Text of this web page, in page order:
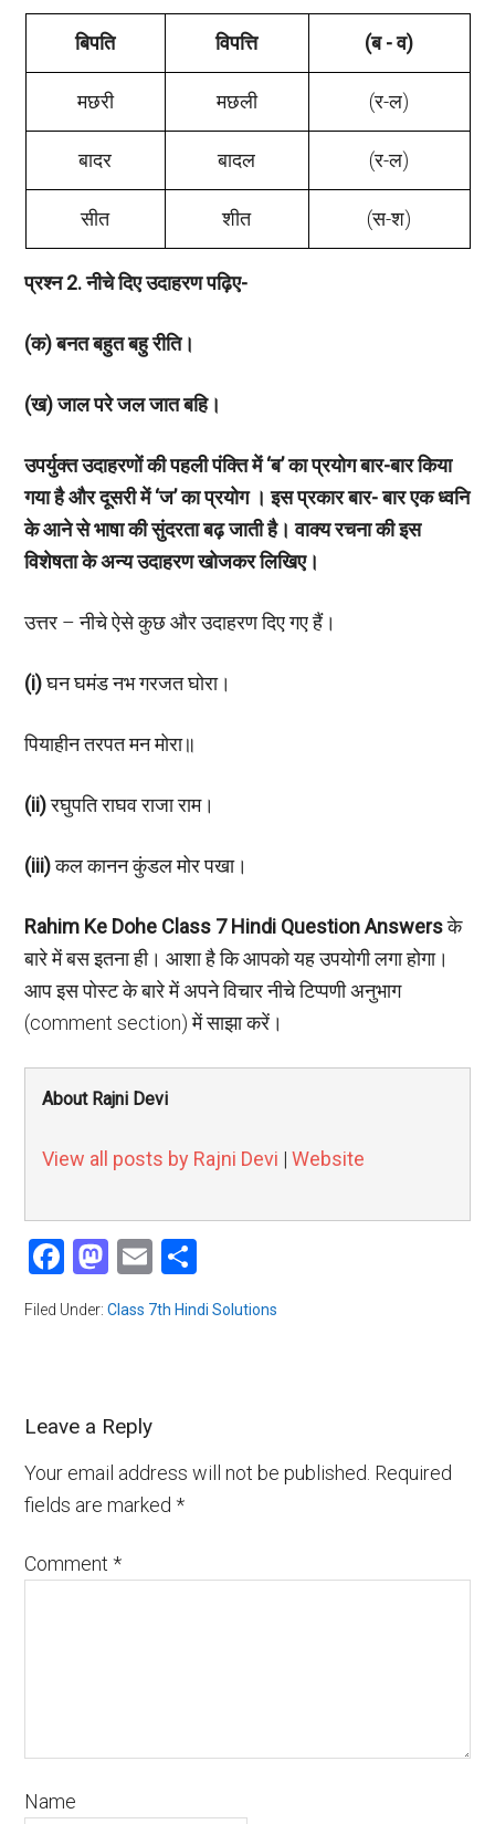
बिपति विपत्ति (ब - व)
मछरी मछली (र-ल)
बादर बादल (र-ल)
सीत शीत (स-श)
प्रश्न2. नीचे दिए उदाहरण पढ़िए-
(क) बनत बहुत बहु रीति।
(ख) जाल परे जल जात बहि।
उपर्युक्त उदाहरणों की पहली पंक्ति में‘ब’ का प्रयोग बार-बार किया
गया है और दूसरी में ‘ज’ का प्रयोग । इस प्रकार बार- बार एक ध्वनि
के आने से भाषा की सुंदरता बढ़ जाती है। वाक्य रचना की इस
विशेषता के अन्य उदाहरण खोजकर लिखिए।
उत्तर – नीचे ऐसे कुछ और उदाहरण दिए गए हैं।
(i)घन घमंड नभ गरजत घोरा।
पियाहीन तरपत मन मोरा॥
(ii)रघुपति राघव राजा राम।
(iii)कल कानन कुंडल मोर पखा।
Rahim Ke Dohe Class 7 Hindi Question Answersके
बारे में बस इतना ही। आशा है कि आपको यह उपयोगी लगा होगा।
आप इस पोस्ट के बारे में अपने विचार नीचे टिप्पणी अनुभाग
(comment section) में साझा करें।
About Rajni Devi
View all posts by Rajni Devi |Website
Facebook
Mastodon
Email
Filed Under:Class 7th Hindi Solutions
Leave a Reply
Your email address will not be published. Required
fields are marked*
Comment*
Name